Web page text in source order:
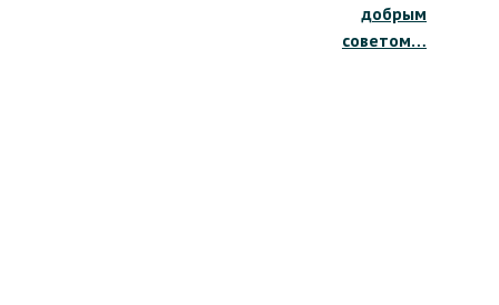
добрым
советом…